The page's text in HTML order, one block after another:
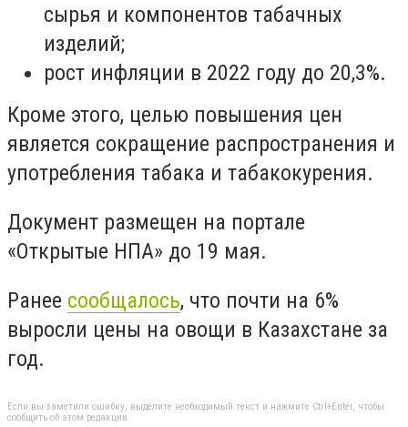
сырья и компонентов табачных
изделий;
рост инфляции в 2022 году до 20,3%.
Кроме этого, целью повышения цен
является сокращение распространения и
употребления табака и табакокурения.
Документ размещен на портале
«Открытые НПА» до 19 мая.
Ранее сообщалось, что почти на 6%
выросли цены на овощи в Казахстане за
год.
Если вы заметили ошибку, выделите необходимый текст и нажмите Ctrl+Enter, чтобы
сообщить об этом редакции